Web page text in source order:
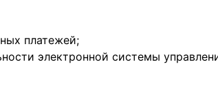
платежей;
электронной системы